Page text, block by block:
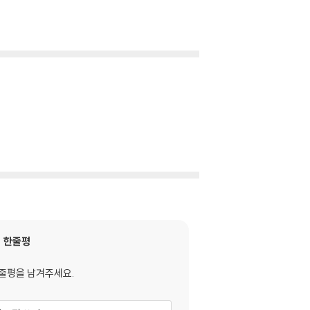
한줄평
평을 남겨주세요.